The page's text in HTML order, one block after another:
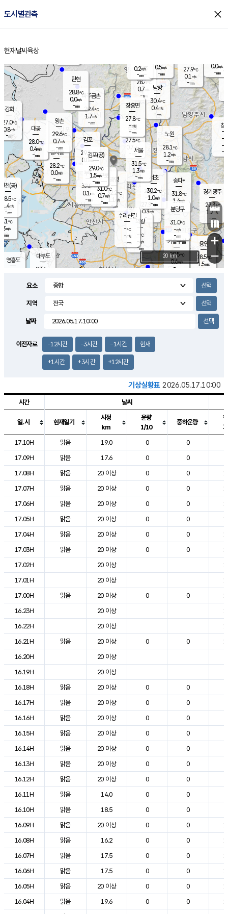
도시별관측 close
홈
현재날씨 육상
의도
℃
m/s
mm
영흥도
양주
28.4℃
0.7
-mm
과천
27.9℃
0.3m/s
- mm
용인
28.5℃
1.5m/s
경기광주
27.3℃
1.2m/s
-mm
1.9m/s
대부도
27.4
경서동
28.2℃
0.0m/s
-mm
파주금촌
29.4℃
1.7m/s
-mm
27.9℃
0.1 m/s
-mm
대곶
28.0℃
0.4m/s
-mm
창
-
-m/
-
탄현
28.8℃
0.0m/s
-mm
0.0m/s
-mm
의왕
- ℃
-m/s
-mm
김포
29.1℃
0.0 m/s
mm
광명
32.2 ℃
1.1 m/s
-mm
부천
32.0℃
0.1 m/s
-mm
양촌
29.6℃
0.7m/s
-mm
구로
31.0℃
0.7m/s
-mm
은평
27.5℃
0.7 m/s
- mm
노원
28.1℃
1.2m/s
-mm
송파*
31.8℃
1.4m/s
-mm
서초
30.2℃
1.0m/s
-mm
남방
30.4℃
0.4m/s
-mm
기흥구갈
29.5℃
0.6m/s
-
수리산길
-℃
-m/s
-mm
분당구
31.0℃
-m/s
-mm
장흥면
27.8℃
-m/s
-mm
0.2m/s
-mm
강화
27.0℃
0.8m/s
-mm
인천(공)
28.5℃
1.4m/s
-mm
김포(공)
29.0℃
1.5m/s
-mm
서울
31.5℃
1.3m/s
-mm
0.5m/s
-mm
+
−
20 km
요소
지역
날짜
이전자료 -12시간 -3시간 -1시간 현재
+1시간 +3시간 +12시간
기상실황표 2026.05.17.10:00
도시별 기상실황표로 지점, 날씨, 기온, 강수, 바람, 기압등을 안내한 표입
시간 날씨
일.시 현재일기
시정
km
운량
1/10
중하운량
17.10H
맑음 19.0 0 0
17.09H
맑음 17.6 0 0
17.08H
맑음 20 이상 0 0
17.07H
맑음 20 이상 0 0
17.06H
맑음 20 이상 0 0
17.05H
맑음 20 이상 0 0
17.04H
맑음 20 이상 0 0
17.03H
맑음 20 이상 0 0
17.02H
20 이상
17.01H
20 이상
17.00H
맑음 20 이상 0 0
16.23H
20 이상
16.22H
20 이상
16.21H
맑음 20 이상 0 0
16.20H
20 이상
16.19H
20 이상
16.18H
맑음 20 이상 0 0
16.17H
맑음 20 이상 0 0
16.16H
맑음 20 이상 0 0
16.15H
맑음 20 이상 0 0
16.14H
맑음 20 이상 0 0
16.13H
맑음 20 이상 0 0
16.12H
맑음 20 이상 0 0
16.11H
맑음 14.0 0 0
16.10H
맑음 18.5 0 0
16.09H
맑음 20 이상 0 0
16.08H
맑음 16.2 0 0
16.07H
맑음 17.5 0 0
16.06H
맑음 17.5 0 0
16.05H
맑음 20 이상 0 0
16.04H
맑음 19.6 0 0